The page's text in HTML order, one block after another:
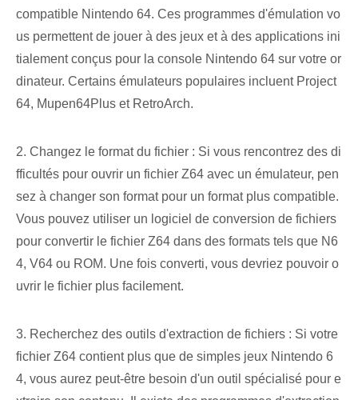
compatible Nintendo 64. Ces programmes d'émulation vo
us permettent de jouer à des jeux et à des applications ini
tialement conçus pour la console Nintendo 64 sur votre or
dinateur. Certains émulateurs populaires incluent Project
64, ⁣Mupen64Plus et RetroArch.
2. Changez le format du fichier : Si vous rencontrez des di
fficultés pour ouvrir un fichier Z64 avec un émulateur, pen
sez à changer son format pour un format plus compatible.
Vous pouvez utiliser un logiciel de conversion de fichiers
pour convertir le fichier Z64 dans des formats tels que N6
4, V64 ou ROM. Une fois converti, vous devriez pouvoir o
uvrir le fichier plus facilement.
3. Recherchez des outils d'extraction de fichiers : Si votre
fichier Z64 contient plus que de simples jeux Nintendo 6
4, vous aurez peut-être besoin d'un outil spécialisé pour e